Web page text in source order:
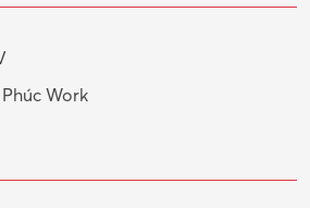
Work